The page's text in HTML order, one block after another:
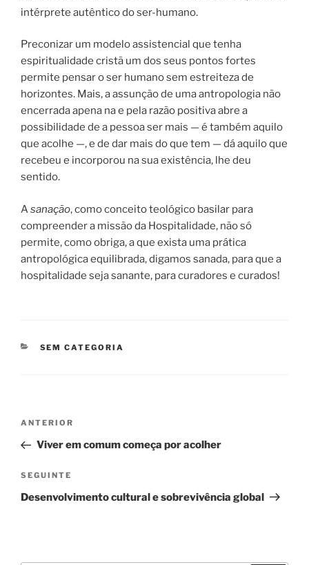
intérprete autêntico do ser-humano.
Preconizar um modelo assistencial que tenha
espiritualidade cristã um dos seus pontos fortes
permite pensar o ser humano sem estreiteza de
horizontes. Mais, a assunção de uma antropologia não
encerrada apena na e pela razão positiva abre a
possibilidade de a pessoa ser mais — é também aquilo
que acolhe —, e de dar mais do que tem — dá aquilo que
recebeu e incorporou na sua existência, lhe deu
sentido.
Asanação, como conceito teológico basilar para
compreender a missão da Hospitalidade, não só
permite, como obriga, a que exista uma prática
antropológica equilibrada, digamos sanada, para que a
hospitalidade seja sanante, para curadores e curados!
CATEGORIAS
SEM CATEGORIA
Navegação
artigos
Conteúdo
anterior
ANTERIOR
Viver em comum começa por acolher
Conteúdo
seguinte
SEGUINTE
Desenvolvimento cultural e sobrevivência global